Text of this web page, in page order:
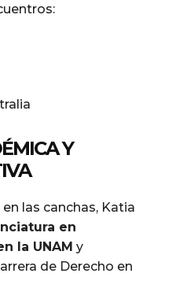
Y
las canchas, Katia
en
la UNAM y
de Derecho en